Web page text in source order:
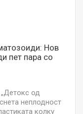
Нов
пет пара со
од
неплодност
колку